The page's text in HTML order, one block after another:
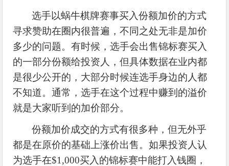
选手以蜗牛棋牌赛事买入份额加价的方式
寻求赞助在圈内很普遍，不同之处无非是加价
多少的问题。有时候，选手会出售锦标赛买入
的一部分份额给投资人，但具体数据在业内都
是很少公开的，大部分时候连选手身边的人都
不知道。通常，选手在这个过程中赚到的溢价
就是大家听到的加价部分。
份额加价成交的方式有很多种，但无外乎
都是在原价的基础上涨价出售。如果投资人认
为选手在$1,000买入的锦标赛中能打入钱圈，